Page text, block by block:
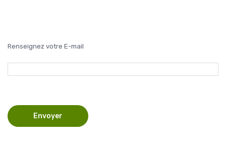
Renseignez votre E-mail